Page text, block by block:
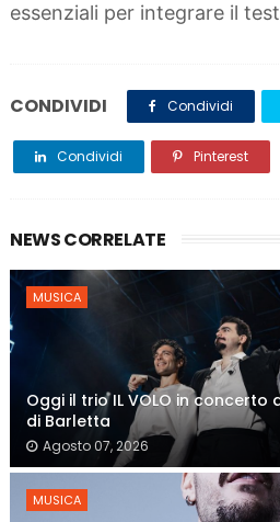
essenziali per integrare il
CONDIVIDI Condividi
Condividi Pinterest
NEWS CORRELATE
MUSICA
Oggi il trio IL VOLO in
di Barletta
Agosto 07, 2026
MUSICA